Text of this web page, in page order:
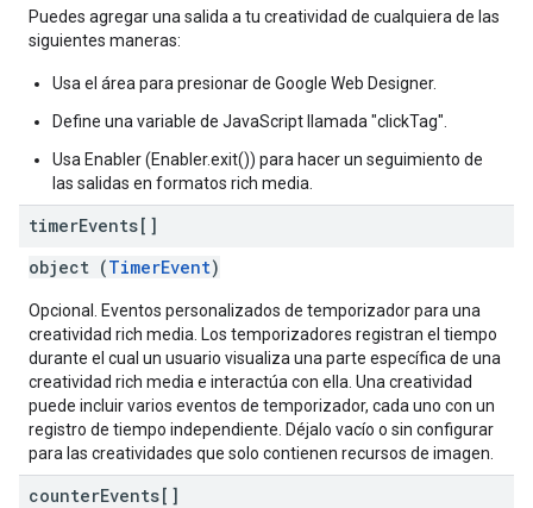
Puedes agregar una salida a tu creatividad de cualquiera de las
siguientes maneras:
Usa el área para presionar de Google Web Designer.
Define una variable de JavaScript llamada "clickTag".
Usa Enabler (Enabler.exit()) para hacer un seguimiento de
las salidas en formatos rich media.
timerEvents[]
object (TimerEvent)
Opcional. Eventos personalizados de temporizador para una
creatividad rich media. Los temporizadores registran el tiempo
durante el cual un usuario visualiza una parte específica de una
creatividad rich media e interactúa con ella. Una creatividad
puede incluir varios eventos de temporizador, cada uno con un
registro de tiempo independiente. Déjalo vacío o sin configurar
para las creatividades que solo contienen recursos de imagen.
counterEvents[]